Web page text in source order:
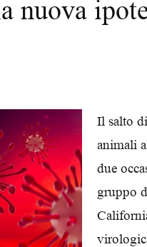
nuova
Il salto
animali
due
gruppo